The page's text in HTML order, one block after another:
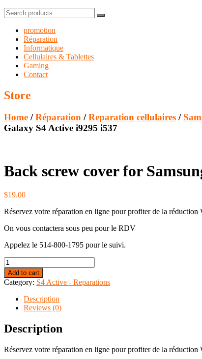
Search
for:
promotion
Réparation
Informatique
Cellulaires & Tablettes
Gaming
Contact
Store
Home /Réparation /Reparation cellulaires /
Galaxy S4 Active i9295 i537
Back screw cover for
$19.00
Réservez votre réparation en ligne pour profiter de la réduction
On vous contactera sous peu pour le RDV
Appelez le 514-800-1795 pour le suivi.
Back
screw
cover
for
Samsung
Galaxy
Active
i9295
quantity
Add to cart
Category: S4 Active - Reparations
Description
Reviews (0)
Description
Réservez votre réparation en ligne pour profiter de la réduction